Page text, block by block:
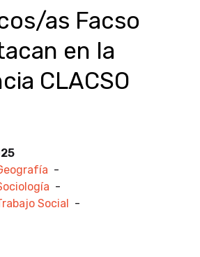
as Facso
en la
CLACSO
-
-
Social
-